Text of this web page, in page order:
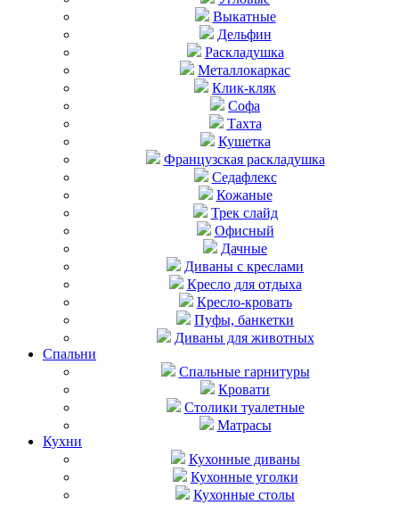
Выкатные
Дельфин
Раскладушка
Металлокаркас
Клик-кляк
Софа
Тахта
Кушетка
Французская раскладушка
Седафлекс
Кожаные
Трек слайд
Офисный
Дачные
Диваны с креслами
Кресло для отдыха
Кресло-кровать
Пуфы, банкетки
Диваны для животных
Спальни
Cпальные гарнитуры
Кровати
Столики туалетные
Матрасы
Кухни
Кухонные диваны
Кухонные уголки
Кухонные столы